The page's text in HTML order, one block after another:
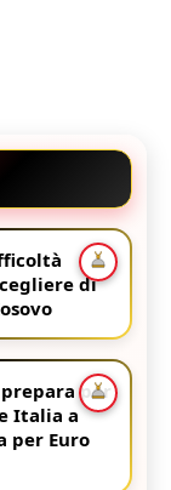
di
prepara per
Italia a
per Euro